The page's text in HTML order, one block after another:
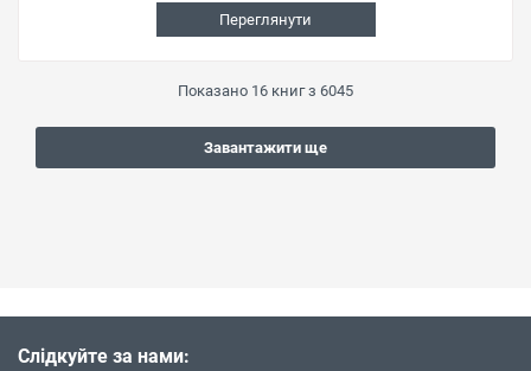
Переглянути
Показано 16 книг з 6045
Завантажити ще
Слідкуйте за нами: